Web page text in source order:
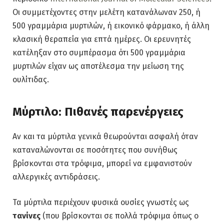
Οι συμμετέχοντες στην μελέτη κατανάλωναν 250, ή
500 γραμμάρια μυρτιλών, ή εικονικό φάρμακο, ή άλλη
κλασική θεραπεία για επτά ημέρες. Οι ερευνητές
κατέληξαν στο συμπέρασμα ότι 500 γραμμάρια
μυρτιλών είχαν ως αποτέλεσμα την μείωση της
ουλίτιδας.
Μύρτιλο: Πιθανές παρενέργειες
Αν και τα μύρτιλα γενικά θεωρούνται ασφαλή όταν
καταναλώνονται σε ποσότητες που συνήθως
βρίσκονται στα τρόφιμα, μπορεί να εμφανιστούν
αλλεργικές αντιδράσεις.
Τα μύρτιλα περιέχουν φυσικά ουσίες γνωστές ως
τανίνες (που βρίσκονται σε πολλά τρόφιμα όπως ο